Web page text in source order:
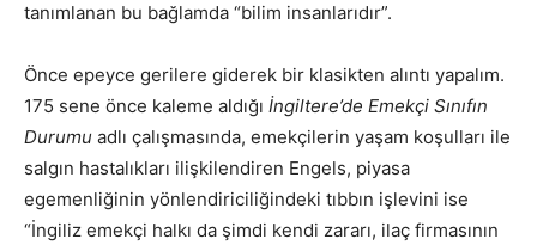
tanımlanan bu bağlamda “bilim insanlarıdır”.
Önce epeyce gerilere giderek bir klasikten alıntı yapalım.
175 sene önce kaleme aldığı İngiltere’de Emekçi Sınıfın
Durumu adlı çalışmasında, emekçilerin yaşam koşulları ile
salgın hastalıkları ilişkilendiren Engels, piyasa
egemenliğinin yönlendiriciliğindeki tıbbın işlevini ise
“İngiliz emekçi halkı da şimdi kendi zararı, ilaç firmasının